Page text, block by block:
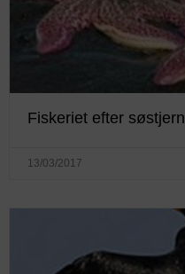
Fiskeriet efter
13/03/2017